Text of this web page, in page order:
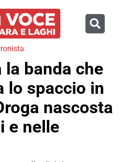
la banda che
lo spaccio in
nascosta
e nelle